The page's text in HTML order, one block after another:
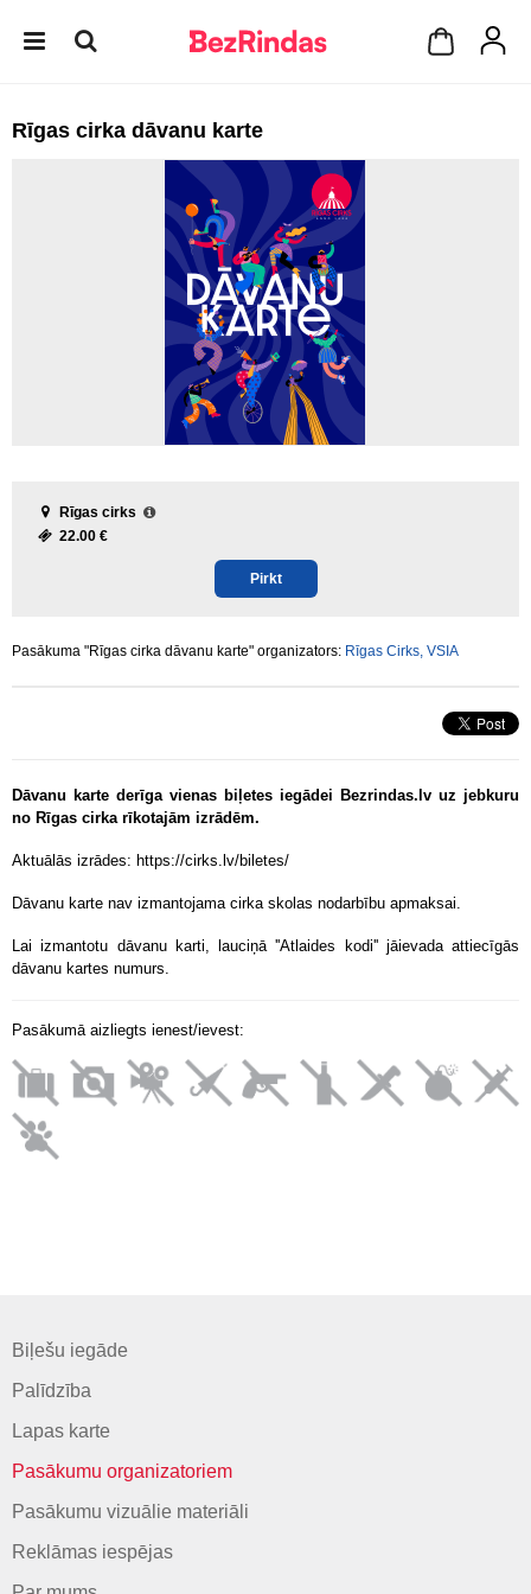
Rīgas cirka dāvanu karte
Rīgas cirks
22.00 €
Pirkt
Pasākuma "Rīgas cirka dāvanu karte" organizators: Rīgas Cirks, VSIA
Dāvanu karte derīga vienas biļetes iegādei Bezrindas.lv uz jebkuru
no Rīgas cirka rīkotajām izrādēm.
Aktuālās izrādes: https://cirks.lv/biletes/
Dāvanu karte nav izmantojama cirka skolas nodarbību apmaksai.
Lai izmantotu dāvanu karti, lauciņā ''Atlaides kodi'' jāievada attiecīgās
dāvanu kartes numurs.
Pasākumā aizliegts ienest/ievest:
Biļešu iegāde
Palīdzība
Lapas karte
Pasākumu organizatoriem
Pasākumu vizuālie materiāli
Reklāmas iespējas